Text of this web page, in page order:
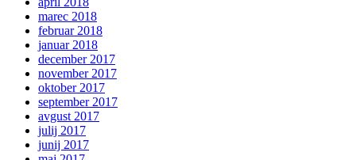
marec 2018
februar 2018
januar 2018
december 2017
november 2017
oktober 2017
september 2017
avgust 2017
julij 2017
junij 2017